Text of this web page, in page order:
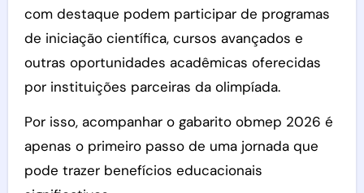
com destaque podem participar de programas
de iniciação científica, cursos avançados e
outras oportunidades acadêmicas oferecidas
por instituições parceiras da olimpíada.
Por isso, acompanhar o gabarito obmep 2026 é
apenas o primeiro passo de uma jornada que
pode trazer benefícios educacionais